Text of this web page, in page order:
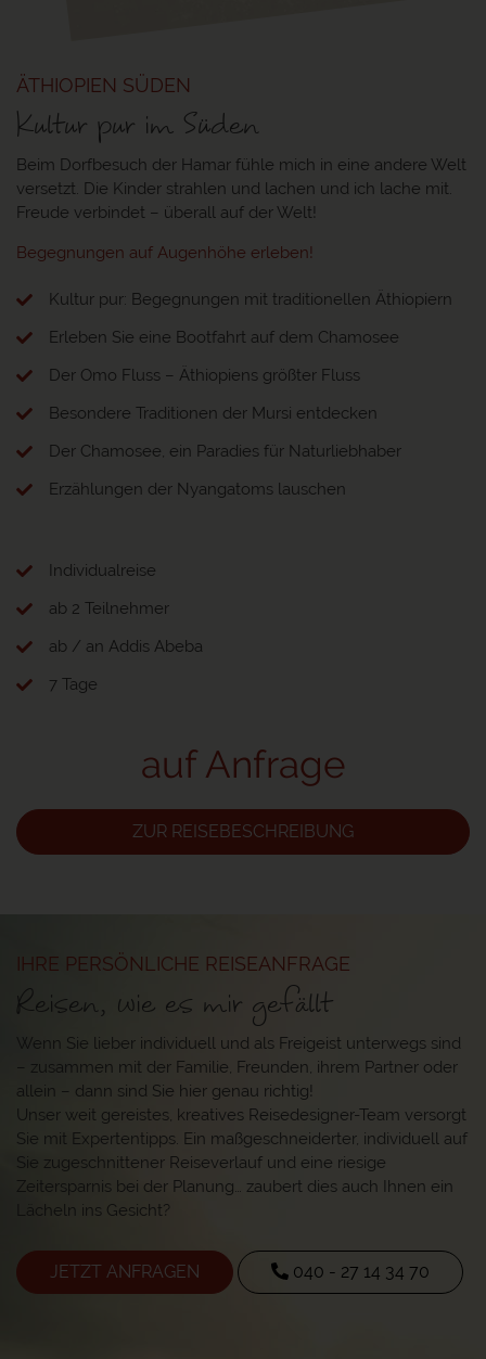
ÄTHIOPIEN SÜDEN
Kultur pur im Süden
Beim Dorfbesuch der Hamar fühle mich in eine andere Welt
versetzt. Die Kinder strahlen und lachen und ich lache mit.
Freude verbindet – überall auf der Welt!
Begegnungen auf Augenhöhe erleben!
Kultur pur: Begegnungen mit traditionellen Äthiopiern
Erleben Sie eine Bootfahrt auf dem Chamosee
Der Omo Fluss – Äthiopiens größter Fluss
Besondere Traditionen der Mursi entdecken
Der Chamosee, ein Paradies für Naturliebhaber
Erzählungen der Nyangatoms lauschen
Individualreise
ab 2 Teilnehmer
ab / an Addis Abeba
7 Tage
auf Anfrage
ZUR REISEBESCHREIBUNG
IHRE PERSÖNLICHE REISEANFRAGE
Reisen, wie es mir gefällt
Wenn Sie lieber individuell und als Freigeist unterwegs sind
– zusammen mit der Familie, Freunden, ihrem Partner oder
allein – dann sind Sie hier genau richtig!
Unser weit gereistes, kreatives Reisedesigner-Team versorgt
Sie mit Expertentipps. Ein maßgeschneiderter, individuell auf
Sie zugeschnittener Reiseverlauf und eine riesige
Zeitersparnis bei der Planung… zaubert dies auch Ihnen ein
Lächeln ins Gesicht?
JETZT ANFRAGEN 040 - 27 14 34 70
Individuelle Datenschutz-Präferenzen
Präferenzen Datenschutzerklärung Impressum